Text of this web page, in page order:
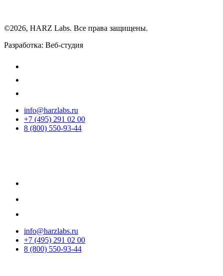
©2026, HARZ Labs. Все права защищены.
Разработка: Веб-студия
info@harzlabs.ru
+7 (495) 291 02 00
8 (800) 550-93-44
info@harzlabs.ru
+7 (495) 291 02 00
8 (800) 550-93-44